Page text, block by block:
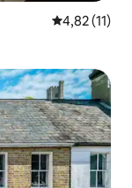
4,82 de uma
4,82 (11)